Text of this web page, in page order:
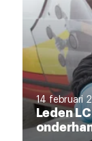
14 februari
Leden